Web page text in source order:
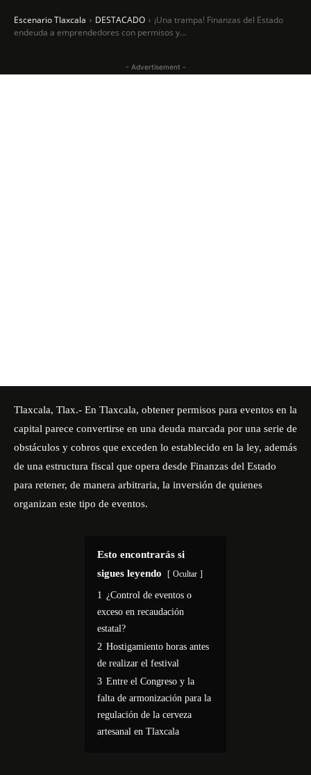
Escenario Tlaxcala DESTACADO
¡Una trampa! Finanzas del Estado
endeuda a emprendedores con permisos y...
- Advertisement -
Tlaxcala, Tlax.- En Tlaxcala, obtener permisos para eventos en la
capital parece convertirse en una deuda marcada por una serie de
obstáculos y cobros que exceden lo establecido en la ley, además
de una estructura fiscal que opera desde Finanzas del Estado
para retener, de manera arbitraria, la inversión de quienes
organizan este tipo de eventos.
Esto encontrarás si
sigues leyendo
Ocultar
1 ¿Control de eventos o
exceso en recaudación
estatal?
2 Hostigamiento horas antes
de realizar el festival
3 Entre el Congreso y la
falta de armonización para la
regulación de la cerveza
artesanal en Tlaxcala